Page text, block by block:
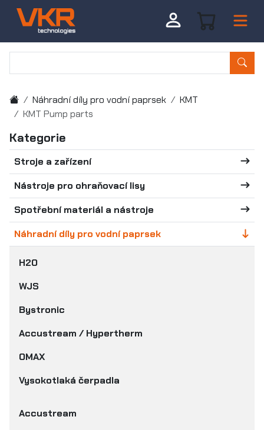
Náhradní díly pro vodní paprsek
KMT
KMT Pump parts
Kategorie
Stroje a zařízení
Nástroje pro ohraňovací lisy
Spotřební materiál a nástroje
Náhradní díly pro vodní paprsek
H2O
WJS
Bystronic
Accustream / Hypertherm
OMAX
Vysokotlaká čerpadla
Accustream